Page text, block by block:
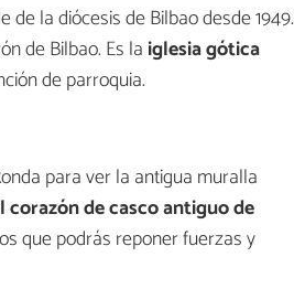
la diócesis de Bilbao desde 1949.
de Bilbao. Es laiglesia gótica
de parroquia.
para ver la antigua muralla
corazón de casco antiguo de
que podrás reponer fuerzas y